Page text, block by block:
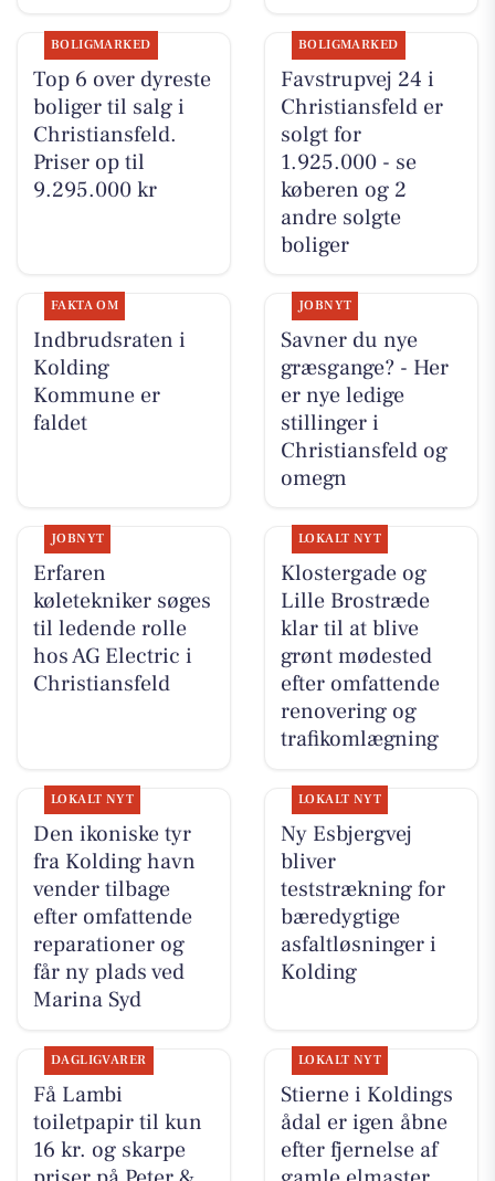
BOLIGMARKED
Top 6 over dyreste
boliger til salg i
Christiansfeld.
Priser op til
9.295.000 kr
BOLIGMARKED
Favstrupvej 24 i
Christiansfeld er
solgt for
1.925.000 - se
køberen og 2
andre solgte
boliger
FAKTA OM
Indbrudsraten i
Kolding
Kommune er
faldet
JOBNYT
Savner du nye
græsgange? - Her
er nye ledige
stillinger i
Christiansfeld og
omegn
JOBNYT
Erfaren
køletekniker søges
til ledende rolle
hos AG Electric i
Christiansfeld
LOKALT NYT
Klostergade og
Lille Brostræde
klar til at blive
grønt mødested
efter omfattende
renovering og
trafikomlægning
LOKALT NYT
Den ikoniske tyr
fra Kolding havn
vender tilbage
efter omfattende
reparationer og
får ny plads ved
Marina Syd
LOKALT NYT
Ny Esbjergvej
bliver
teststrækning for
bæredygtige
asfaltløsninger i
Kolding
DAGLIGVARER
Få Lambi
toiletpapir til kun
16 kr. og skarpe
LOKALT NYT
Stierne i Koldings
ådal er igen åbne
efter fjernelse af